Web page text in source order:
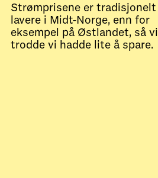
Strømprisene er tradisjonelt
lavere i Midt-Norge, enn for
eksempel på Østlandet, så vi
trodde vi hadde lite å spare.